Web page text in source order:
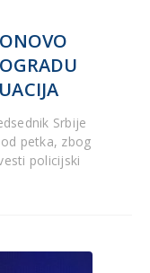
Srbije
petka, zbog
policijski